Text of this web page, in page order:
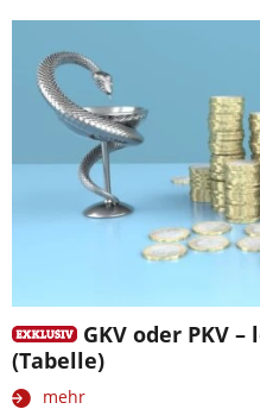
GKV oder PKV
(Tabelle)
mehr